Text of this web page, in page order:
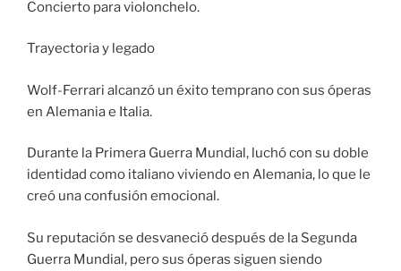
Concierto para violonchelo.
Trayectoria y legado
Wolf-Ferrari alcanzó un éxito temprano con sus óperas
en Alemania e Italia.
Durante la Primera Guerra Mundial, luchó con su doble
identidad como italiano viviendo en Alemania, lo que le
creó una confusión emocional.
Su reputación se desvaneció después de la Segunda
Guerra Mundial, pero sus óperas siguen siendo